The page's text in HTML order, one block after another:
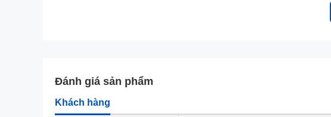
Đánh giá sản phẩm
Khách hàng